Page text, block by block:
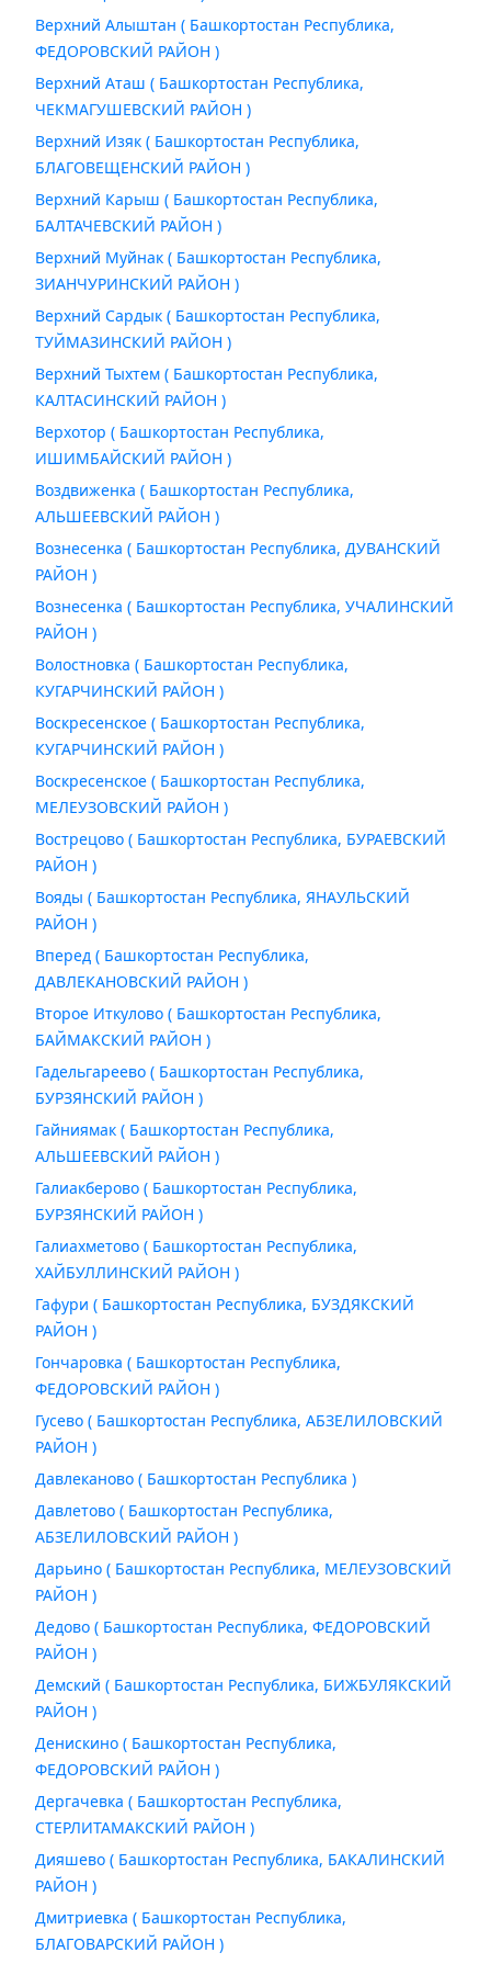
Верхний Алыштан ( Башкортостан Республика,
ФЕДОРОВСКИЙ РАЙОН )
Верхний Аташ ( Башкортостан Республика,
ЧЕКМАГУШЕВСКИЙ РАЙОН )
Верхний Изяк ( Башкортостан Республика,
БЛАГОВЕЩЕНСКИЙ РАЙОН )
Верхний Карыш ( Башкортостан Республика,
БАЛТАЧЕВСКИЙ РАЙОН )
Верхний Муйнак ( Башкортостан Республика,
ЗИАНЧУРИНСКИЙ РАЙОН )
Верхний Сардык ( Башкортостан Республика,
ТУЙМАЗИНСКИЙ РАЙОН )
Верхний Тыхтем ( Башкортостан Республика,
КАЛТАСИНСКИЙ РАЙОН )
Верхотор ( Башкортостан Республика,
ИШИМБАЙСКИЙ РАЙОН )
Воздвиженка ( Башкортостан Республика,
АЛЬШЕЕВСКИЙ РАЙОН )
Вознесенка ( Башкортостан Республика, ДУВАНСКИЙ
РАЙОН )
Вознесенка ( Башкортостан Республика, УЧАЛИНСКИЙ
РАЙОН )
Волостновка ( Башкортостан Республика,
КУГАРЧИНСКИЙ РАЙОН )
Воскресенское ( Башкортостан Республика,
КУГАРЧИНСКИЙ РАЙОН )
Воскресенское ( Башкортостан Республика,
МЕЛЕУЗОВСКИЙ РАЙОН )
Вострецово ( Башкортостан Республика, БУРАЕВСКИЙ
РАЙОН )
Вояды ( Башкортостан Республика, ЯНАУЛЬСКИЙ
РАЙОН )
Вперед ( Башкортостан Республика,
ДАВЛЕКАНОВСКИЙ РАЙОН )
Второе Иткулово ( Башкортостан Республика,
БАЙМАКСКИЙ РАЙОН )
Гадельгареево ( Башкортостан Республика,
БУРЗЯНСКИЙ РАЙОН )
Гайниямак ( Башкортостан Республика,
АЛЬШЕЕВСКИЙ РАЙОН )
Галиакберово ( Башкортостан Республика,
БУРЗЯНСКИЙ РАЙОН )
Галиахметово ( Башкортостан Республика,
ХАЙБУЛЛИНСКИЙ РАЙОН )
Гафури ( Башкортостан Республика, БУЗДЯКСКИЙ
РАЙОН )
Гончаровка ( Башкортостан Республика,
ФЕДОРОВСКИЙ РАЙОН )
Гусево ( Башкортостан Республика, АБЗЕЛИЛОВСКИЙ
РАЙОН )
Давлеканово ( Башкортостан Республика )
Давлетово ( Башкортостан Республика,
АБЗЕЛИЛОВСКИЙ РАЙОН )
Дарьино ( Башкортостан Республика, МЕЛЕУЗОВСКИЙ
РАЙОН )
Дедово ( Башкортостан Республика, ФЕДОРОВСКИЙ
РАЙОН )
Демский ( Башкортостан Республика, БИЖБУЛЯКСКИЙ
РАЙОН )
Денискино ( Башкортостан Республика,
ФЕДОРОВСКИЙ РАЙОН )
Дергачевка ( Башкортостан Республика,
СТЕРЛИТАМАКСКИЙ РАЙОН )
Дияшево ( Башкортостан Республика, БАКАЛИНСКИЙ
РАЙОН )
Дмитриевка ( Башкортостан Республика,
БЛАГОВАРСКИЙ РАЙОН )